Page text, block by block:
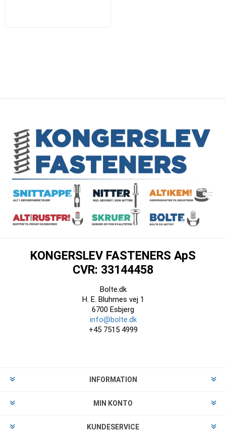
KONGERSLEV FASTENERS ApS
CVR: 33144458
Bolte.dk
H. E. Bluhmes vej 1
6700 Esbjerg
info@bolte.dk
+45 7515 4999
INFORMATION
MIN KONTO
KUNDESERVICE